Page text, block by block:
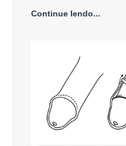
Continue lendo...